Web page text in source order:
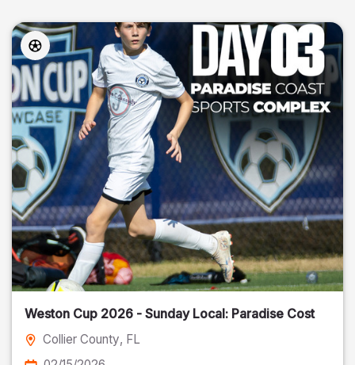
Weston Cup 2026 - Sunday Local: Paradise Cost
Collier County, FL